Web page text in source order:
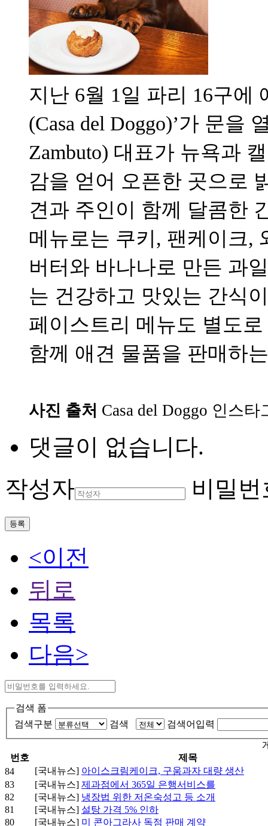
지난 6월 1일 파리 16구에
(Casa del Doggo)’가 문을
Zambuto) 대표가 뉴욕과
감을 얻어 오픈한 곳으로
견과 주인이 함께 달콤한
메뉴로는 쿠키, 팬케이크,
버터와 바나나로 만든 과
는 건강하고 맛있는 간식
페이스트리 메뉴도 별도
함께 애견 물품을 판매하
사진 출처 Casa del Doggo 인스타
댓글이 없습니다.
작성자
비밀번
등록
<이전
뒤로
목록
다음>
검색 폼
검색구분
검색 검색어입력
번호
제목
84
[국내뉴스] 아이스크림케이크, 구움과자 대량 생산
83
[국내뉴스] 제과점에서 365일 은행서비스를
82
[국내뉴스] 냉장법 위한 저온숙성고 등 소개
81
[국내뉴스] 설탕 가격 5% 인하
80
[국내뉴스] 미 콘아그라사 독점 판매 계약